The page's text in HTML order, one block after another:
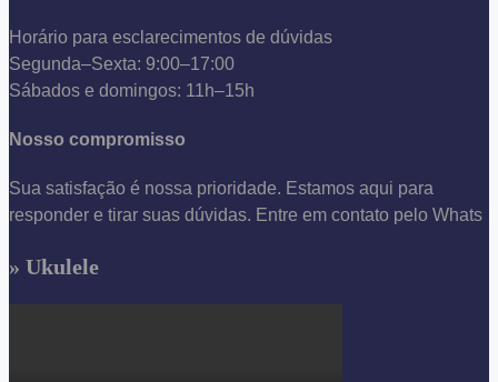
Horário para esclarecimentos de dúvidas
Segunda–Sexta: 9:00–17:00
Sábados e domingos: 11h–15h
Nosso compromisso
Sua satisfação é nossa prioridade. Estamos aqui para
responder e tirar suas dúvidas. Entre em contato pelo Whats
» Ukulele